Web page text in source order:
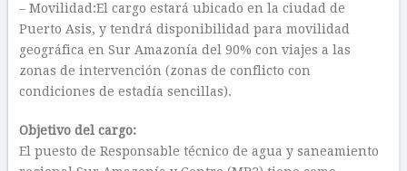
– Movilidad:El cargo estará ubicado en la ciudad de
Puerto Asis, y tendrá disponibilidad para movilidad
geográfica en Sur Amazonía del 90% con viajes a las
zonas de intervención (zonas de conflicto con
condiciones de estadía sencillas).
Objetivo del cargo:
El puesto de Responsable técnico de agua y saneamiento